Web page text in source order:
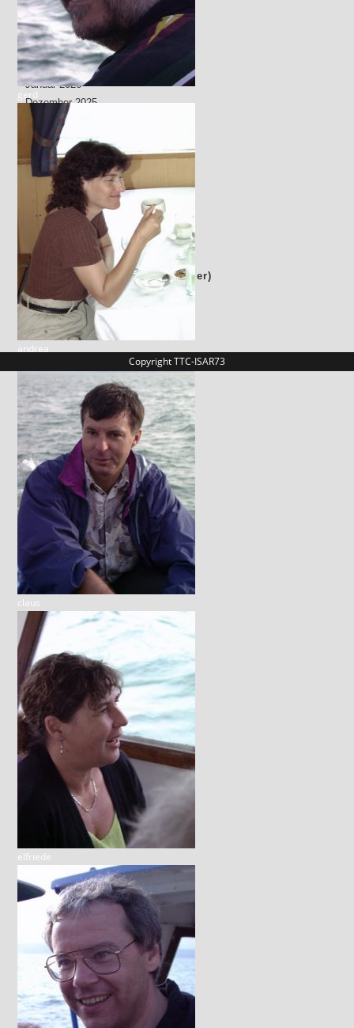
gerd
andrea
claus
elfriede
Mai 2026
April 2026
März 2026
Februar 2026
Januar 2026
Dezember 2025
Juni 2025
Oktober 2024
Juli 2024
April 2024
Januar 2024
Juli 2023
April 2023
Internbereich (nur für Mitglieder)
Copyright TTC-ISAR73